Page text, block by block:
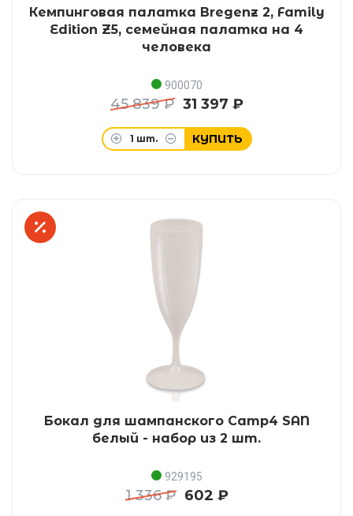
Кемпинговая палатка Bregenz 2, Family
Edition Z5, семейная палатка на 4
человека
900070
45 839 ₽ 31 397 ₽
1 шт. КУПИТЬ
Бокал для шампанского Camp4 SAN
белый - набор из 2 шт.
929195
1 336 ₽ 602 ₽